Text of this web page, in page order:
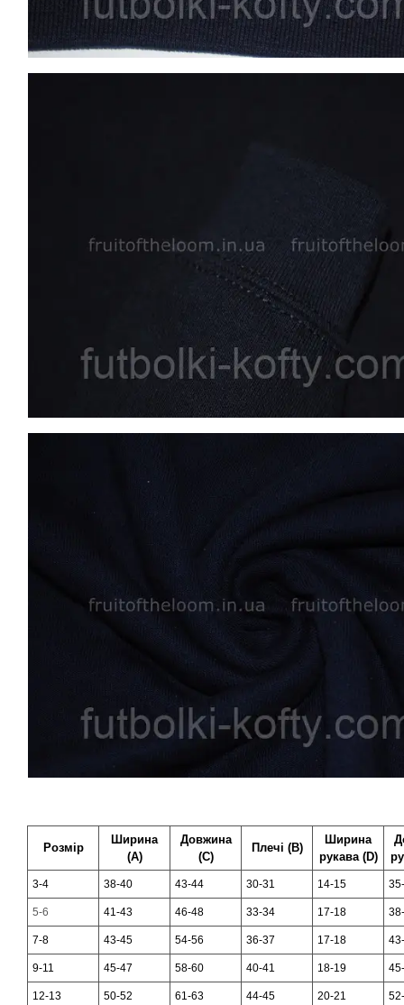
Розмір
Ширина
(А)
Довжина
(С)
Плечі (В)
Ширина
рукава (D)
3-4 38-40 43-44 30-31 14-15
5-6 41-43 46-48 33-34 17-18
7-8 43-45 54-56 36-37 17-18
9-11 45-47 58-60 40-41 18-19
12-13 50-52 61-63 44-45 20-21